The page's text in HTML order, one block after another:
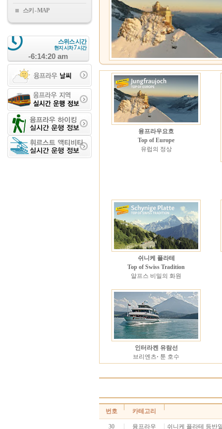
스키
스위스 시간
현지 시차7시간
-6:14:21 am
융프라우요흐
Top of Europe
유럽의 정상
쉬니케 플라테
Top of Swiss Tradition
알프스 비밀의 화원
인터라켄 유람선
브리엔츠· 툰 호수
번호 카테고리
30 융프라우 쉬니케 플라테 등반